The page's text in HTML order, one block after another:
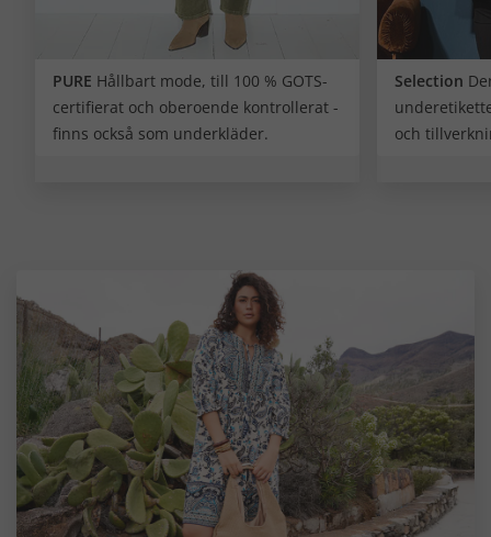
PURE Hållbart mode, till 100 % GOTS-
certifierat och oberoende kontrollerat -
finns också som underkläder.
Selection
och